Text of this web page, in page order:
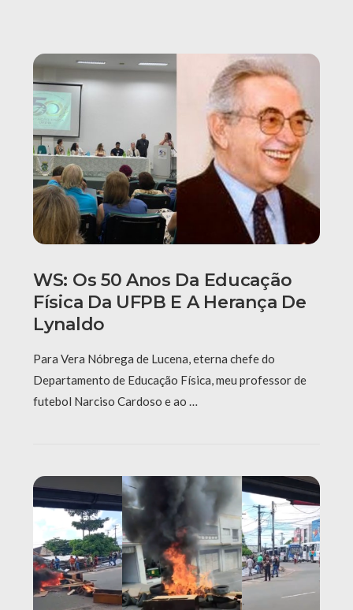
WS: Os 50 Anos Da Educação
Física Da UFPB E A Herança De
Lynaldo
Para Vera Nóbrega de Lucena, eterna chefe do
Departamento de Educação Física, meu professor de
futebol Narciso Cardoso e ao …